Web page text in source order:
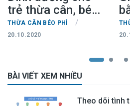
trẻ thừa cân, béo
phì
THỪA CÂN BÉO PHÌ /
20.10.2020
BÀI VIẾT XEM NHIỀU
Theo dõi tình